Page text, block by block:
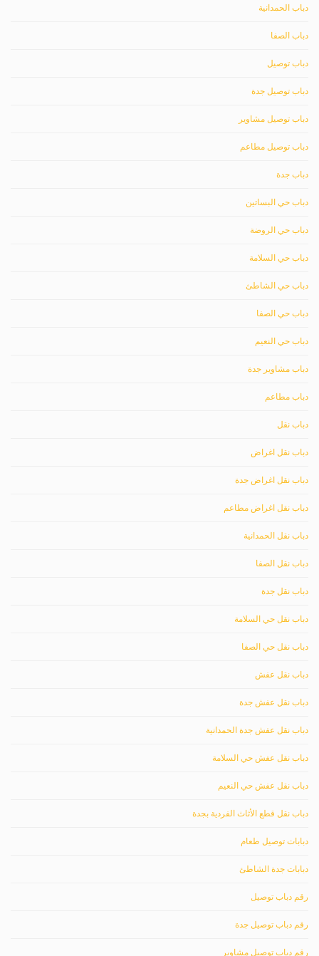
دباب الحمدانية
دباب الصفا
دباب توصيل
دباب توصيل جدة
دباب توصيل مشاوير
دباب توصيل مطاعم
دباب جدة
دباب حي البساتين
دباب حي الروضة
دباب حي السلامة
دباب حي الشاطئ
دباب حي الصفا
دباب حي النعيم
دباب مشاوير جدة
دباب مطاعم
دباب نقل
دباب نقل اغراض
دباب نقل اغراض جدة
دباب نقل اغراض مطاعم
دباب نقل الحمدانية
دباب نقل الصفا
دباب نقل جدة
دباب نقل حي السلامة
دباب نقل حي الصفا
دباب نقل عفش
دباب نقل عفش جدة
دباب نقل عفش جدة الحمدانية
دباب نقل عفش حي السلامة
دباب نقل عفش حي النعيم
دباب نقل قطع الأثاث الفردية بجدة
دبابات توصيل طعام
دبابات جدة الشاطئ
رقم دباب توصيل
رقم دباب توصيل جدة
رقم دباب توصيل مشاوير